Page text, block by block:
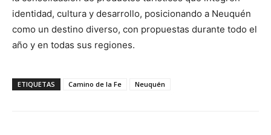
identidad, cultura y desarrollo, posicionando a Neuquén
como un destino diverso, con propuestas durante todo el
año y en todas sus regiones.
ETIQUETAS Camino de la Fe Neuquén